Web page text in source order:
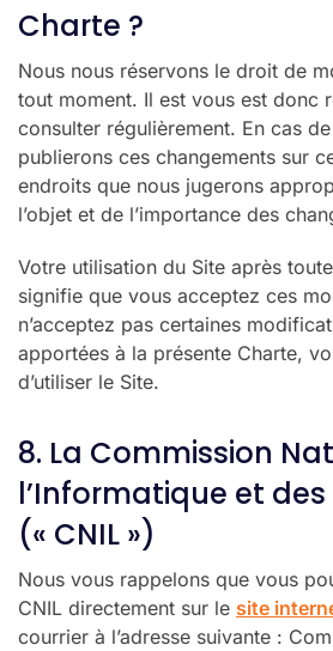
Charte ?
Nous nous réservons le droit de
tout moment. Il est vous est donc
consulter régulièrement. En cas
publierons ces changements sur
endroits que nous jugerons
l’objet et de l’importance des
Votre utilisation du Site après
signifie que vous acceptez ces
n’acceptez pas certaines
apportées à la présente Charte,
d’utiliser le Site.
8. La Commission
l’Informatique et des
(« CNIL »)
Nous vous rappelons que vous
CNIL directement sur le site
courrier à l’adresse suivante :